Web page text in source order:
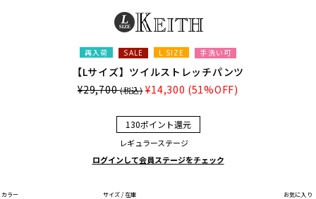
再入荷 SALE L SIZE 手洗い可
【Lサイズ】ツイルストレッチパンツ
¥29,700(税込) ¥14,300 (51%OFF)
130ポイント還元
レギュラーステージ
ログインして会員ステージをチェック
カラー サイズ / 在庫 お気に入り